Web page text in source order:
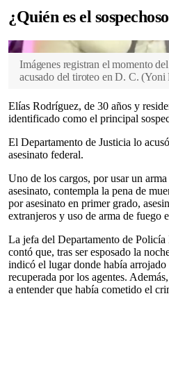
¿Quién es el
Imágenes registran el momento
acusado del tiroteo en D. C. (Yoni
Elías Rodríguez, de 30 años y
identificado como el principal
El Departamento de Justicia lo
asesinato federal.
Uno de los cargos, por usar un
asesinato, contempla la pena de
por asesinato en primer grado,
extranjeros y uso de arma de fuego
La jefa del Departamento de
contó que, tras ser esposado la
indicó el lugar donde había
recuperada por los agentes.
a entender que había cometido el